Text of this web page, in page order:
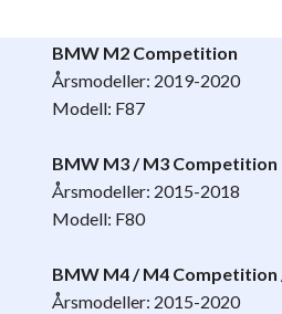
BMW M2 Competition
Årsmodeller: 2019-2020
Modell: F87
BMW M3 / M3 Competition
Årsmodeller: 2015-2018
Modell: F80
BMW M4 / M4 Competition
Årsmodeller: 2015-2020